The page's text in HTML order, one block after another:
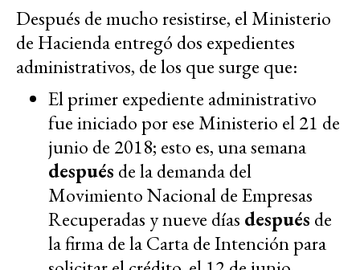
Después de mucho resistirse, el Ministerio
de Hacienda entregó dos expedientes
administrativos, de los que surge que:
El primer expediente administrativo
fue iniciado por ese Ministerio el 21 de
junio de 2018; esto es, una semana
después de la demanda del
Movimiento Nacional de Empresas
Recuperadas y nueve días después de
la firma de la Carta de Intención para